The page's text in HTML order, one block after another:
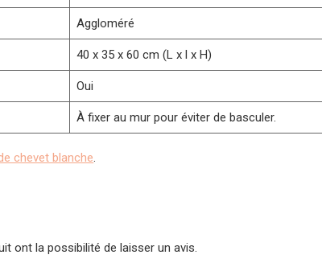
Aggloméré
40 x 35 x 60 cm (L x l x H)
Oui
À fixer au mur pour éviter de basculer.
chevet blanche.
ont la possibilité de laisser un avis.